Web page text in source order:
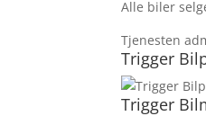
Alle biler
Tjenesten
Trigger
Trigger